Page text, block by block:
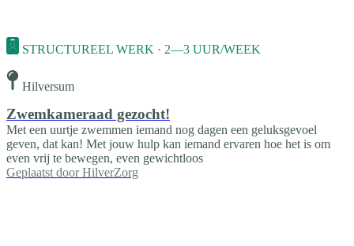
STRUCTUREEL WERK · 2—3 UUR/WEEK
Hilversum
Zwemkameraad gezocht!
Met een uurtje zwemmen iemand nog dagen een geluksgevoel
geven, dat kan! Met jouw hulp kan iemand ervaren hoe het is om
even vrij te bewegen, even gewichtloos
Geplaatst door HilverZorg